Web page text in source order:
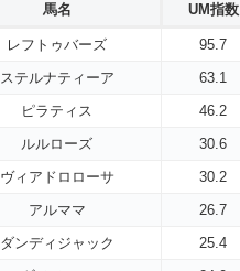
馬名 UM指数
レフトゥバーズ 95.7
ステルナティーア 63.1
ピラティス 46.2
ルルローズ 30.6
ヴィアドロローサ 30.2
アルママ 26.7
ダンディジャック 25.4